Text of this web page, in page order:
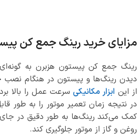
مزایای خرید رینگ جمع کن
رینگ جمع کن‌ پیستون هزبرن به
دیدن رینگ‌ها و پیستون در هنگام نصب
از این ابزار مکانیکی سرعت عمل را بالا
در نتیجه زمان تعمیر موتور را به
کمک می‌کند رینگ‌ها به طور دقیق در
روغن و گاز از موتور جلوگیری کند.